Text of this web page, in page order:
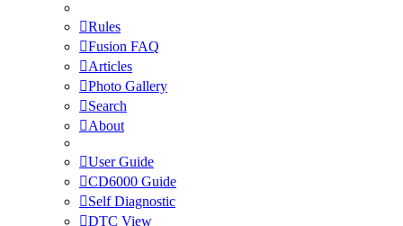
Rules
Fusion FAQ
Articles
Photo Gallery
Search
About
User Guide
CD6000 Guide
Self Diagnostic
DTC View